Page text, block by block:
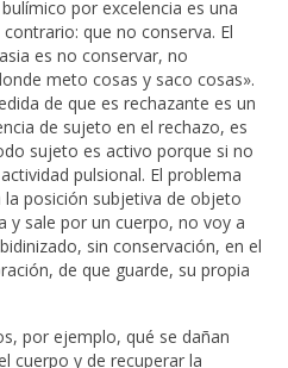
por excelencia es una
que no conserva. El
es no conservar, no
meto cosas y saco cosas».
de que es rechazante es un
de sujeto en el rechazo, es
sujeto es activo porque si no
pulsional. El problema
la posición subjetiva de objeto
y sale por un cuerpo, no voy a
sin conservación, en el
de que guarde, su propia
por ejemplo, qué se dañan
cuerpo y de recuperar la